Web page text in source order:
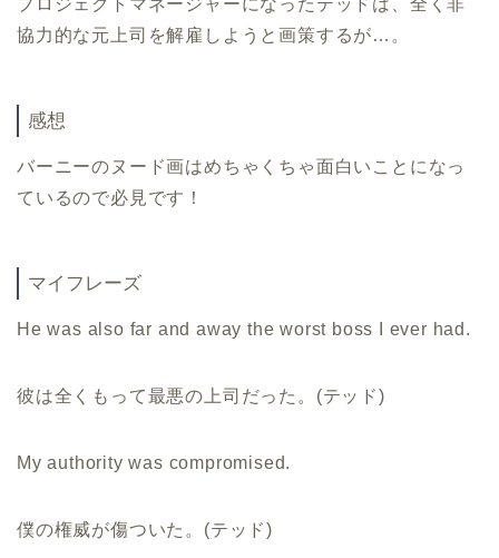
プロジェクトマネージャーになったテッドは、全く非
協力的な元上司を解雇しようと画策するが…。
感想
バーニーのヌード画はめちゃくちゃ面白いことになっ
ているので必見です！
マイフレーズ
He was also far and away the worst boss I ever had.
彼は全くもって最悪の上司だった。(テッド)
My authority was compromised.
僕の権威が傷ついた。(テッド)